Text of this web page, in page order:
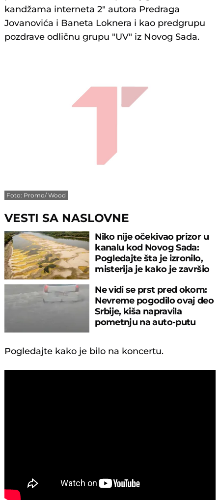
kandžama interneta 2" autora Predraga
Jovanovića i Baneta Loknera i kao predgrupu
pozdrave odličnu grupu "UV" iz Novog Sada.
Foto: Promo/ Wood
VESTI SA NASLOVNE
Niko nije očekivao prizor u
kanalu kod Novog Sada:
Pogledajte šta je izronilo,
misterija je kako je završio
Ne vidi se prst pred okom:
Nevreme pogodilo ovaj deo
Srbije, kiša napravila
pometnju na auto-putu
Pogledajte kako je bilo na koncertu.